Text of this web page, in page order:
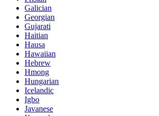
Galician
Georgian
Gujarati
Haitian
Hausa
Hawaiian
Hebrew
Hmong
Hungarian
Icelandic
Igbo
Javanese